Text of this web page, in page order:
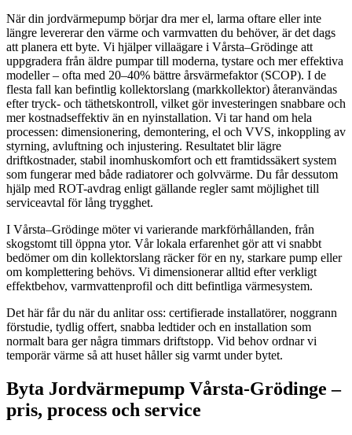
När din jordvärmepump börjar dra mer el, larma oftare eller inte
längre levererar den värme och varmvatten du behöver, är det dags
att planera ett byte. Vi hjälper villaägare i Vårsta–Grödinge att
uppgradera från äldre pumpar till moderna, tystare och mer effektiva
modeller – ofta med 20–40% bättre årsvärmefaktor (SCOP). I de
flesta fall kan befintlig kollektorslang (markkollektor) återanvändas
efter tryck- och täthetskontroll, vilket gör investeringen snabbare och
mer kostnadseffektiv än en nyinstallation. Vi tar hand om hela
processen: dimensionering, demontering, el och VVS, inkoppling av
styrning, avluftning och injustering. Resultatet blir lägre
driftkostnader, stabil inomhuskomfort och ett framtidssäkert system
som fungerar med både radiatorer och golvvärme. Du får dessutom
hjälp med ROT-avdrag enligt gällande regler samt möjlighet till
serviceavtal för lång trygghet.
I Vårsta–Grödinge möter vi varierande markförhållanden, från
skogstomt till öppna ytor. Vår lokala erfarenhet gör att vi snabbt
bedömer om din kollektorslang räcker för en ny, starkare pump eller
om komplettering behövs. Vi dimensionerar alltid efter verkligt
effektbehov, varmvattenprofil och ditt befintliga värmesystem.
Det här får du när du anlitar oss: certifierade installatörer, noggrann
förstudie, tydlig offert, snabba ledtider och en installation som
normalt bara ger några timmars driftstopp. Vid behov ordnar vi
temporär värme så att huset håller sig varmt under bytet.
Byta Jordvärmepump Vårsta-Grödinge –
pris, process och service